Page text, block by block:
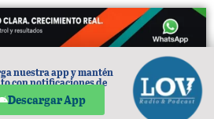
PUBLICIDAD
nuestra app y mantén
con notificaciones de
Descargar App